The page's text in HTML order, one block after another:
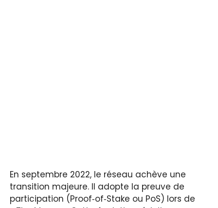
En septembre 2022, le réseau achève une
transition majeure. Il adopte la preuve de
participation (Proof‑of‑Stake ou PoS) lors de